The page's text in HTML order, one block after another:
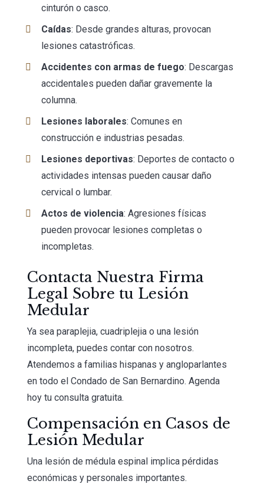
cinturón o casco.
Caídas: Desde grandes alturas, provocan
lesiones catastróficas.
Accidentes con armas de fuego: Descargas
accidentales pueden dañar gravemente la
columna.
Lesiones laborales: Comunes en
construcción e industrias pesadas.
Lesiones deportivas: Deportes de contacto o
actividades intensas pueden causar daño
cervical o lumbar.
Actos de violencia: Agresiones físicas
pueden provocar lesiones completas o
incompletas.
Contacta Nuestra Firma
Legal Sobre tu Lesión
Medular
Ya sea paraplejia, cuadriplejia o una lesión
incompleta, puedes contar con nosotros.
Atendemos a familias hispanas y angloparlantes
en todo el Condado de San Bernardino. Agenda
hoy tu consulta gratuita.
Compensación en Casos de
Lesión Medular
Una lesión de médula espinal implica pérdidas
económicas y personales importantes.